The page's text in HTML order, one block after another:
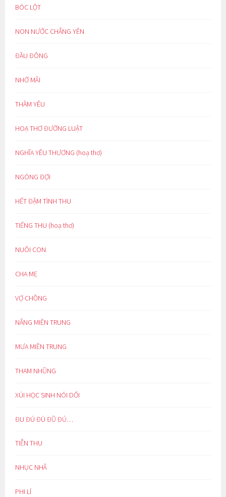
BÓC LỘT
NON NƯỚC CHẲNG YÊN
ĐẦU ĐÔNG
NHỚ MÃI
THẦM YÊU
HOẠ THƠ ĐƯỜNG LUẬT
NGHĨA YÊU THƯƠNG (hoạ thơ)
NGÓNG ĐỢI
HẾT ĐẬM TÌNH THU
TIẾNG THU (hoạ thơ)
NUÔI CON
CHA MẸ
VỢ CHỒNG
NẮNG MIỀN TRUNG
MƯA MIỀN TRUNG
THAM NHŨNG
XÚI HỌC SINH NÓI DỐI
ĐU ĐÚ ĐÙ ĐŨ ĐỦ…
TIỄN THU
NHỤC NHÃ
PHI LÍ